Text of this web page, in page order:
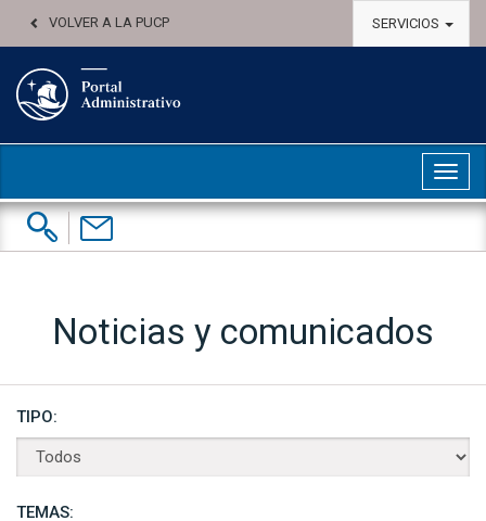
VOLVER A LA PUCP SERVICIOS
Buscar:
Contáctenos
Noticias y comunicados
TIPO:
TEMAS: